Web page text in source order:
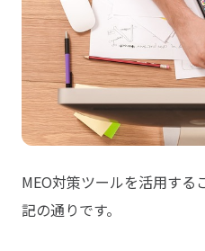
MEO対策ツールを活用する
記の通りです。